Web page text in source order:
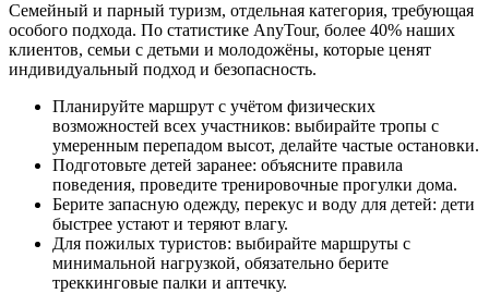
Семейный и парный туризм, отдельная категория, требующая
особого подхода. По статистике AnyTour, более 40% наших
клиентов, семьи с детьми и молодожёны, которые ценят
индивидуальный подход и безопасность.
Планируйте маршрут с учётом физических
возможностей всех участников: выбирайте тропы с
умеренным перепадом высот, делайте частые остановки.
Подготовьте детей заранее: объясните правила
поведения, проведите тренировочные прогулки дома.
Берите запасную одежду, перекус и воду для детей: дети
быстрее устают и теряют влагу.
Для пожилых туристов: выбирайте маршруты с
минимальной нагрузкой, обязательно берите
треккинговые палки и аптечку.